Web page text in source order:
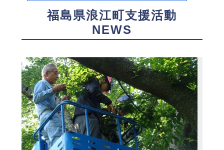
福島県浪江町支援活動
NEWS